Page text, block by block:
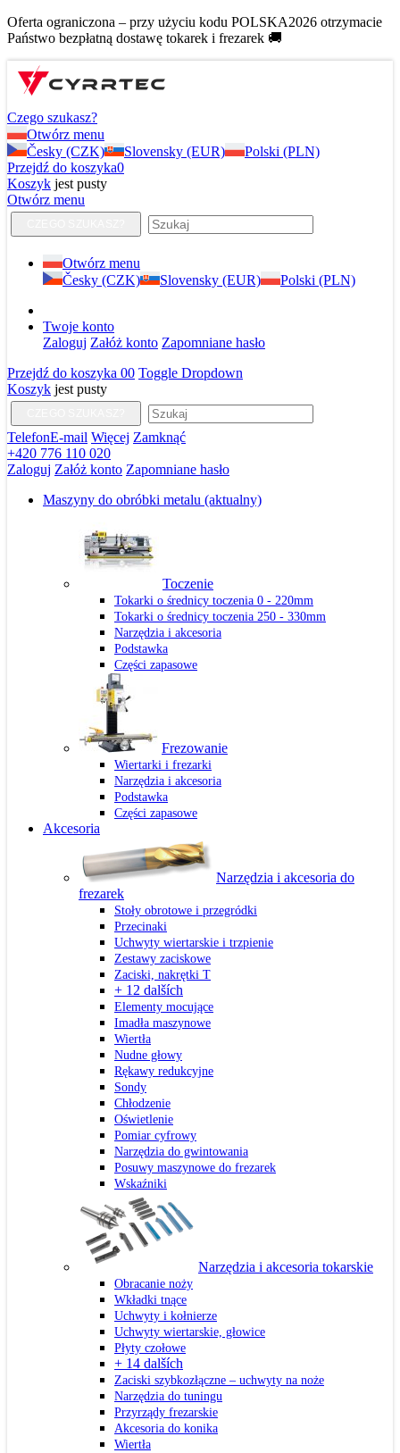
Oferta ograniczona – przy użyciu kodu POLSKA2026 otrzymacie
Państwo bezpłatną dostawę tokarek i frezarek 🚚
Czego szukasz?
Otwórz menu
Česky (CZK)
Slovensky (EUR)
Polski (PLN)
Przejdź do koszyka0
Koszyk jest pusty
Otwórz menu
Otwórz menu
Česky (CZK)
Slovensky (EUR) Polski (PLN)
Twoje konto
Zaloguj Załóż konto Zapomniane hasło
Przejdź do koszyka 00 Toggle Dropdown
Koszyk jest pusty
TelefonE-mail Więcej Zamknąć
+420 776 110 020
Zaloguj Załóż konto Zapomniane hasło
Maszyny do obróbki metalu (aktualny)
Toczenie
Tokarki o średnicy toczenia 0 - 220mm
Tokarki o średnicy toczenia 250 - 330mm
Narzędzia i akcesoria
Podstawka
Części zapasowe
Frezowanie
Wiertarki i frezarki
Narzędzia i akcesoria
Podstawka
Części zapasowe
Akcesoria
Narzędzia i akcesoria do
frezarek
Stoły obrotowe i przegródki
Przecinaki
Uchwyty wiertarskie i trzpienie
Zestawy zaciskowe
Zaciski, nakrętki T
+ 12 dalších
Elementy mocujące
Imadła maszynowe
Wiertła
Nudne głowy
Rękawy redukcyjne
Sondy
Chłodzenie
Oświetlenie
Pomiar cyfrowy
Narzędzia do gwintowania
Posuwy maszynowe do frezarek
Wskaźniki
Narzędzia i akcesoria tokarskie
Obracanie noży
Wkładki tnące
Uchwyty i kołnierze
Uchwyty wiertarskie, głowice
Płyty czołowe
+ 14 dalších
Zaciski szybkozłączne – uchwyty na noże
Narzędzia do tuningu
Przyrządy frezarskie
Akcesoria do konika
Wiertła